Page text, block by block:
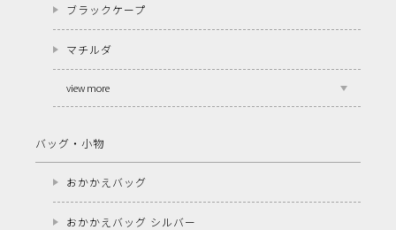
ブラックケープ
マチルダ
view more
バッグ・小物
おかかえバッグ
おかかえバッグ シルバー